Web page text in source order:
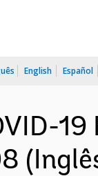
English Español
19